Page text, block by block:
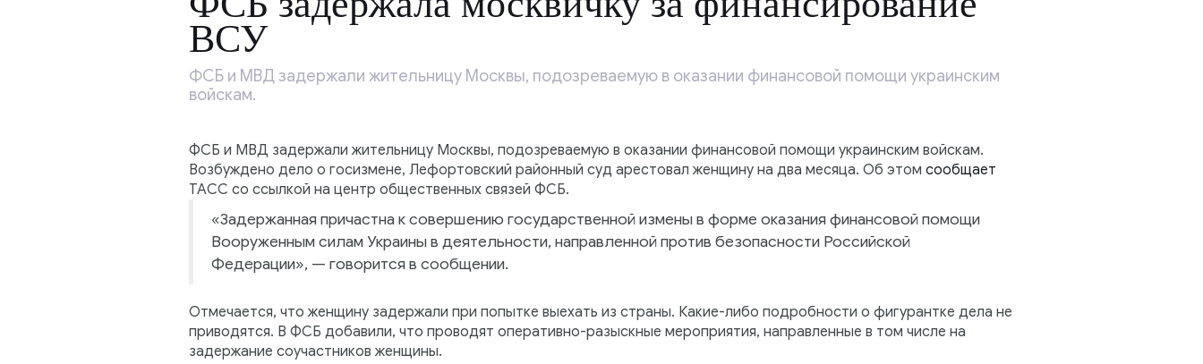
ВСУ
ФСБ и МВД задержали жительницу Москвы, подозреваемую в оказании финансовой помощи украинским
войскам.
ФСБ и МВД задержали жительницу Москвы, подозреваемую в оказании финансовой помощи украинским войскам.
Возбуждено дело о госизмене, Лефортовский районный суд арестовал женщину на два месяца. Об этом сообщает
ТАСС со ссылкой на центр общественных связей ФСБ.
«Задержанная причастна к совершению государственной измены в форме оказания финансовой помощи
Вооруженным силам Украины в деятельности, направленной против безопасности Российской
Федерации», — говорится в сообщении.
Отмечается, что женщину задержали при попытке выехать из страны. Какие-либо подробности о фигурантке дела не
приводятся. В ФСБ добавили, что проводят оперативно-разыскные мероприятия, направленные в том числе на
задержание соучастников женщины.